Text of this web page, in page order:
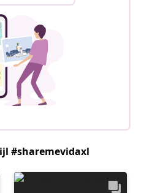
#sharemevidaxl